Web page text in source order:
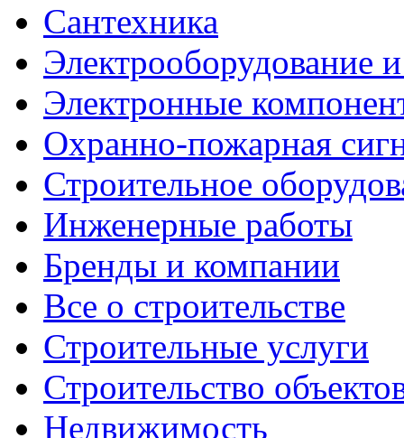
Сантехника
Электрооборудование
Электронные
Охранно-пожарная
Строительное
Инженерные работы
Бренды и компании
Все о строительстве
Строительные услуги
Строительство
Недвижимость